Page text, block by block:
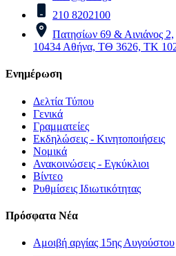
210 8202100
Πατησίων 69 & Αινιάνος 2,
10434 Αθήνα, ΤΘ 3626, ΤΚ
Ενημέρωση
Δελτία Τύπου
Γενικά
Γραμματείες
Εκδηλώσεις - Κινητοποιήσεις
Νομικά
Ανακοινώσεις - Εγκύκλιοι
Βίντεο
Ρυθμίσεις Ιδιωτικότητας
Πρόσφατα Νέα
Αμοιβή αργίας 15ης Αυγούστου